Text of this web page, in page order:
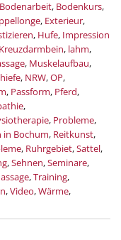
Bodenarbeit, Bodenkurs,
, Exterieur,
, Hufe, Impression
Kreuzdarmbein, lahm,
, Muskelaufbau,
, NRW,OP,
, Passform, Pferd,
,
, Probleme,
in Bochum, Reitkunst,
, Ruhrgebiet,Sattel,
,Sehnen,Seminare,
,Training,
,Video,Wärme,